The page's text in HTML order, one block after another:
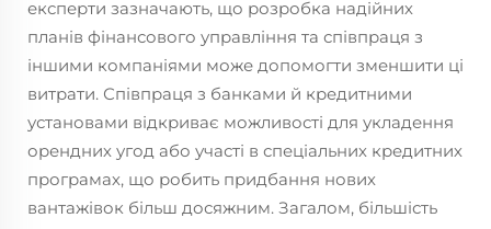
експерти зазначають, що розробка надійних
планів фінансового управління та співпраця з
іншими компаніями може допомогти зменшити ці
витрати. Співпраця з банками й кредитними
установами відкриває можливості для укладення
орендних угод або участі в спеціальних кредитних
програмах, що робить придбання нових
вантажівок більш досяжним. Загалом, більшість